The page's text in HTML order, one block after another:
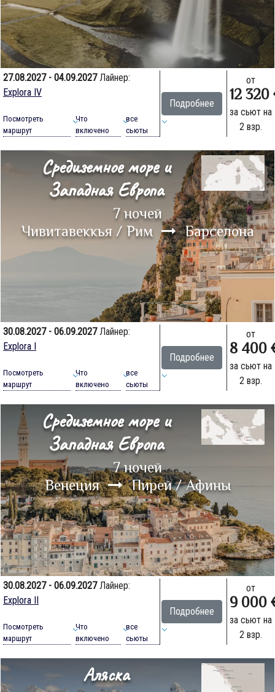
27.08.2027 - 04.09.2027Лайнер:
Explora IV
Посмотреть
маршрут
Что
включено
все
сьюты
Подробнее
от
12
за сьют на
2 взр.
Средиземное море и
Западная Европа
7 ночей
Чивитавеккья / Рим Барселона
30.08.2027 - 06.09.2027Лайнер:
Explora I
Посмотреть
маршрут
Что
включено
все
сьюты
Подробнее
от
8 400
за сьют на
2 взр.
Средиземное море и
Западная Европа
7 ночей
Венеция Пирей / Афины
30.08.2027 - 06.09.2027Лайнер:
Explora II
Посмотреть
маршрут
Что
включено
все
сьюты
Подробнее
от
9 000
за сьют на
2 взр.
Аляска